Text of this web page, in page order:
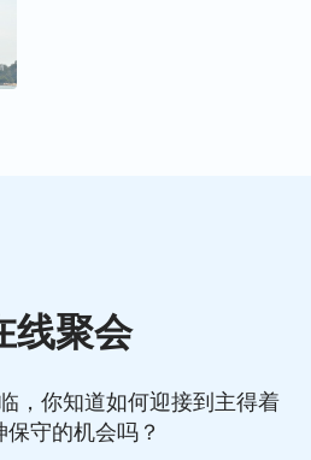
，警察也不能把我怎么样，神
服，当心里对神有信心时，
从我嘴里也没套出什么话，
出门打工没在家。其实那天我
借着不信神邻居的口保守我儿
话说：“人的心、人的灵在神
生活也都在神的眼目之中，无
线聚会
，你知道如何迎接到主得着
保守的机会吗？